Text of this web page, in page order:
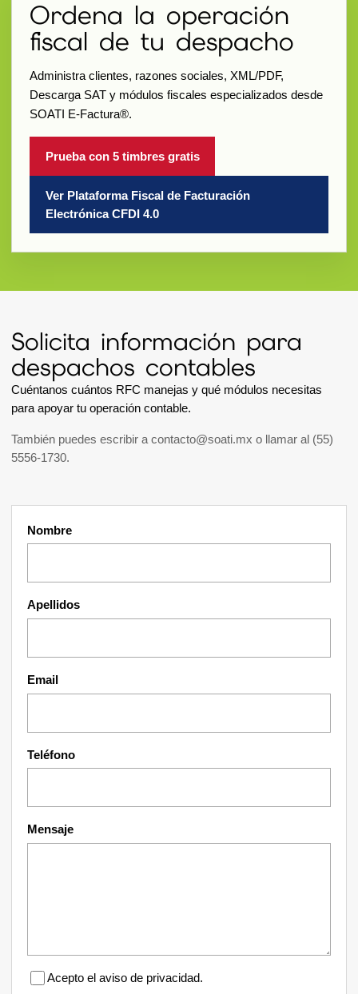
Ordena la operación
fiscal de tu despacho
Administra clientes, razones sociales, XML/PDF,
Descarga SAT y módulos fiscales especializados desde
SOATI E-Factura®.
Prueba con 5 timbres gratis
Ver Plataforma Fiscal de Facturación
Electrónica CFDI 4.0
Solicita información para
despachos contables
Cuéntanos cuántos RFC manejas y qué módulos necesitas
para apoyar tu operación contable.
También puedes escribir a contacto@soati.mx o llamar al (55)
5556-1730.
Nombre
Apellidos
Email
Teléfono
Mensaje
Acepto el aviso de privacidad.